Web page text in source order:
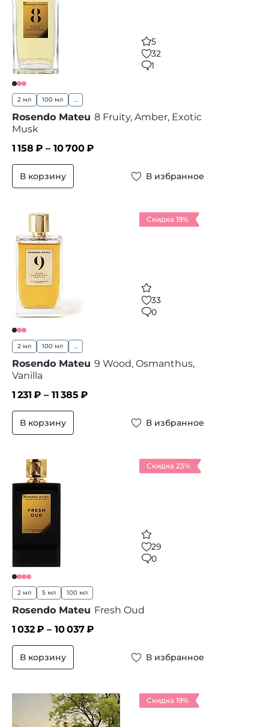
5
32
1
2 мл 100 мл ...
Rosendo Mateu 8 Fruity, Amber, Exotic
Musk
1 158 ₽ – 10 700₽
В корзину В избранное
Скидка 19%
33
0
2 мл 100 мл ...
Rosendo Mateu 9 Wood, Osmanthus,
Vanilla
1 231 ₽ – 11 385 ₽
В корзину В избранное
Скидка 23%
29
0
2 мл 5 мл 100 мл
Rosendo Mateu Fresh Oud
1 032₽ – 10 037₽
В корзину В избранное
Скидка 19%